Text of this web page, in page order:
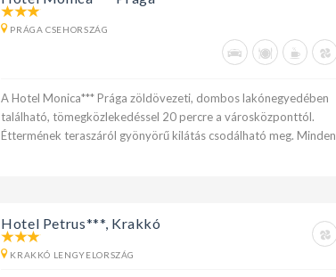
PRÁGA CSEHORSZÁG
A Hotel Monica*** Prága zöldövezeti, dombos lakónegyedében
található, tömegközlekedéssel 20 percre a városközponttól.
Éttermének teraszáról gyönyörű kilátás csodálható meg. Minden
Hotel Petrus***, Krakkó
KRAKKÓ LENGYELORSZÁG